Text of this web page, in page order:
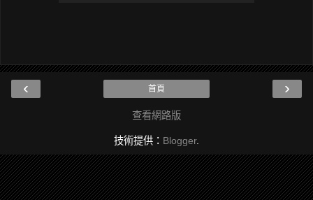
‹ ›
首頁
查看網路版
技術提供： Blogger.